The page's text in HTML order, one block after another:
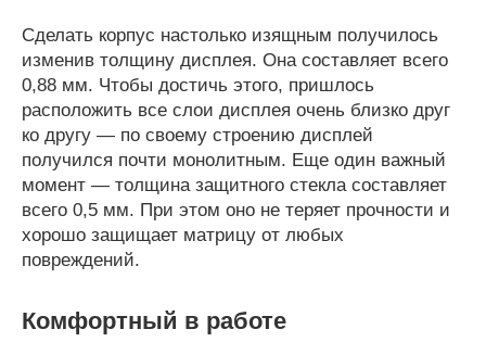
Сделать корпус настолько изящным получилось
изменив толщину дисплея. Она составляет всего
0,88 мм. Чтобы достичь этого, пришлось
расположить все слои дисплея очень близко друг
ко другу — по своему строению дисплей
получился почти монолитным. Еще один важный
момент — толщина защитного стекла составляет
всего 0,5 мм. При этом оно не теряет прочности и
хорошо защищает матрицу от любых
повреждений.
Комфортный в работе